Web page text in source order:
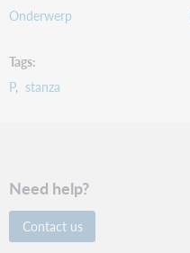
Onderwerp
Tags
P stanza
Need help?
Contact us